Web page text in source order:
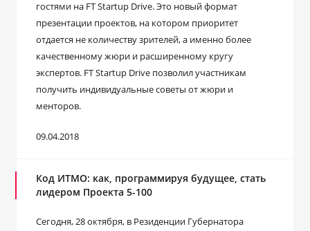
гостями на FT Startup Drive. Это новый формат
презентации проектов, на котором приоритет
отдается не количеству зрителей, а именно более
качественному жюри и расширенному кругу
экспертов. FT Startup Drive позволил участникам
получить индивидуальные советы от жюри и
менторов.
09.04.2018
Код ИТМО: как, программируя будущее, стать
лидером Проекта 5-100
Сегодня, 28 октября, в Резиденции Губернатора